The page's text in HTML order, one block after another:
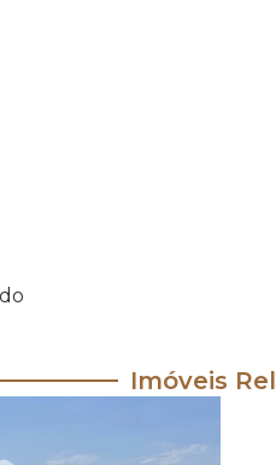
Imóveis